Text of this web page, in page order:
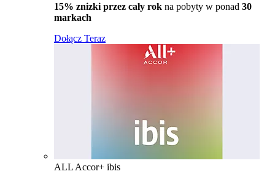
15% znizki przez cały rok na pobyty w ponad 30
markach
Dołącz Teraz
ALL Accor+ ibis